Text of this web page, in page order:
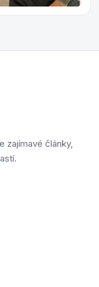
zajímavé články,